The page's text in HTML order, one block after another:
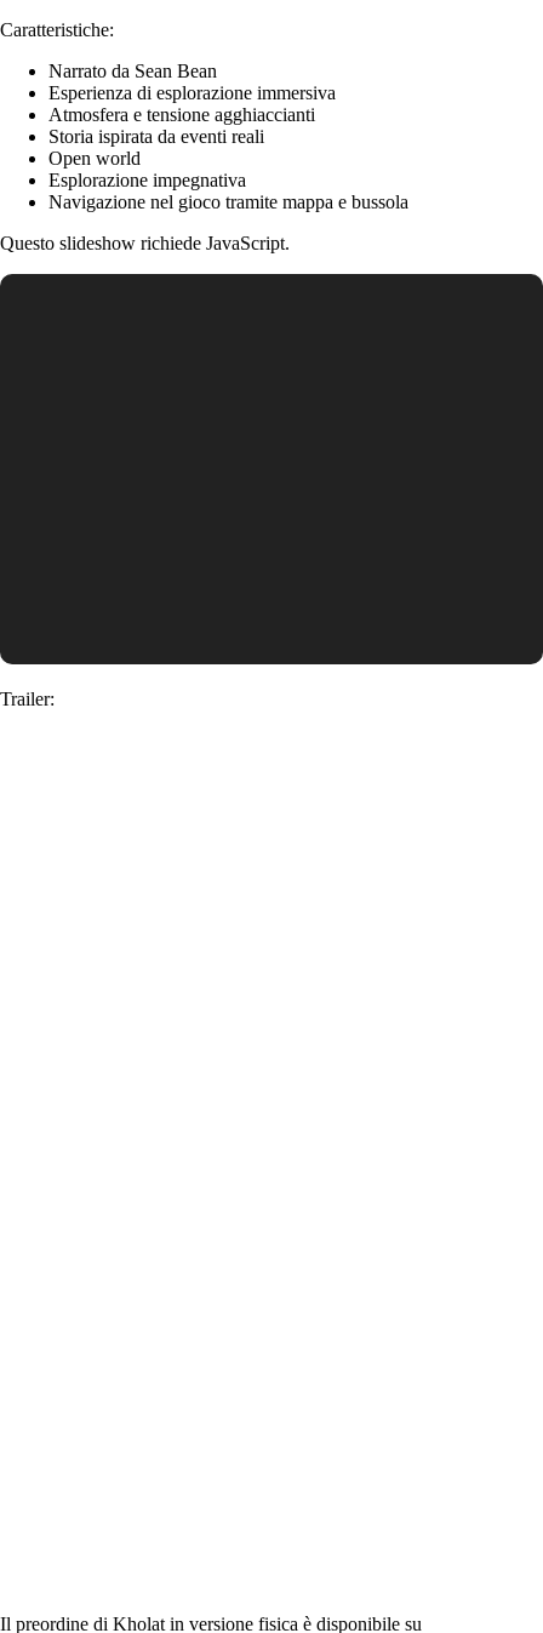
Caratteristiche:
Narrato da Sean Bean
Esperienza di esplorazione immersiva
Atmosfera e tensione agghiaccianti
Storia ispirata da eventi reali
Open world
Esplorazione impegnativa
Navigazione nel gioco tramite mappa e bussola
Questo slideshow richiede JavaScript.
Trailer:
Il preordine di Kholat in versione fisica è disponibile su